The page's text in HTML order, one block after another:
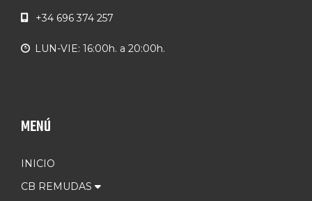
+34 696 374 257
LUN-VIE: 16:00h. a 20:00h.
MENÚ
INICIO
CB REMUDAS